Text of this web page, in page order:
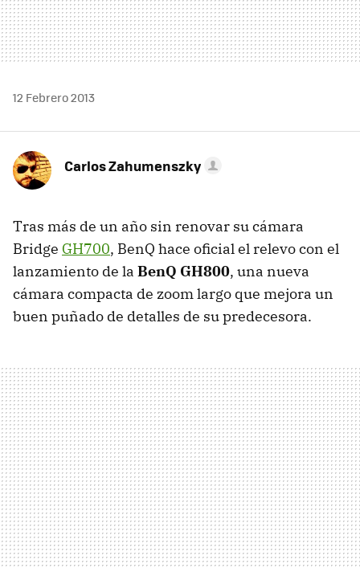
12 Febrero 2013
Carlos Zahumenszky
Tras más de un año sin renovar su cámara
Bridge GH700, BenQ hace oficial el relevo con el
lanzamiento de la BenQ GH800, una nueva
cámara compacta de zoom largo que mejora un
buen puñado de detalles de su predecesora.